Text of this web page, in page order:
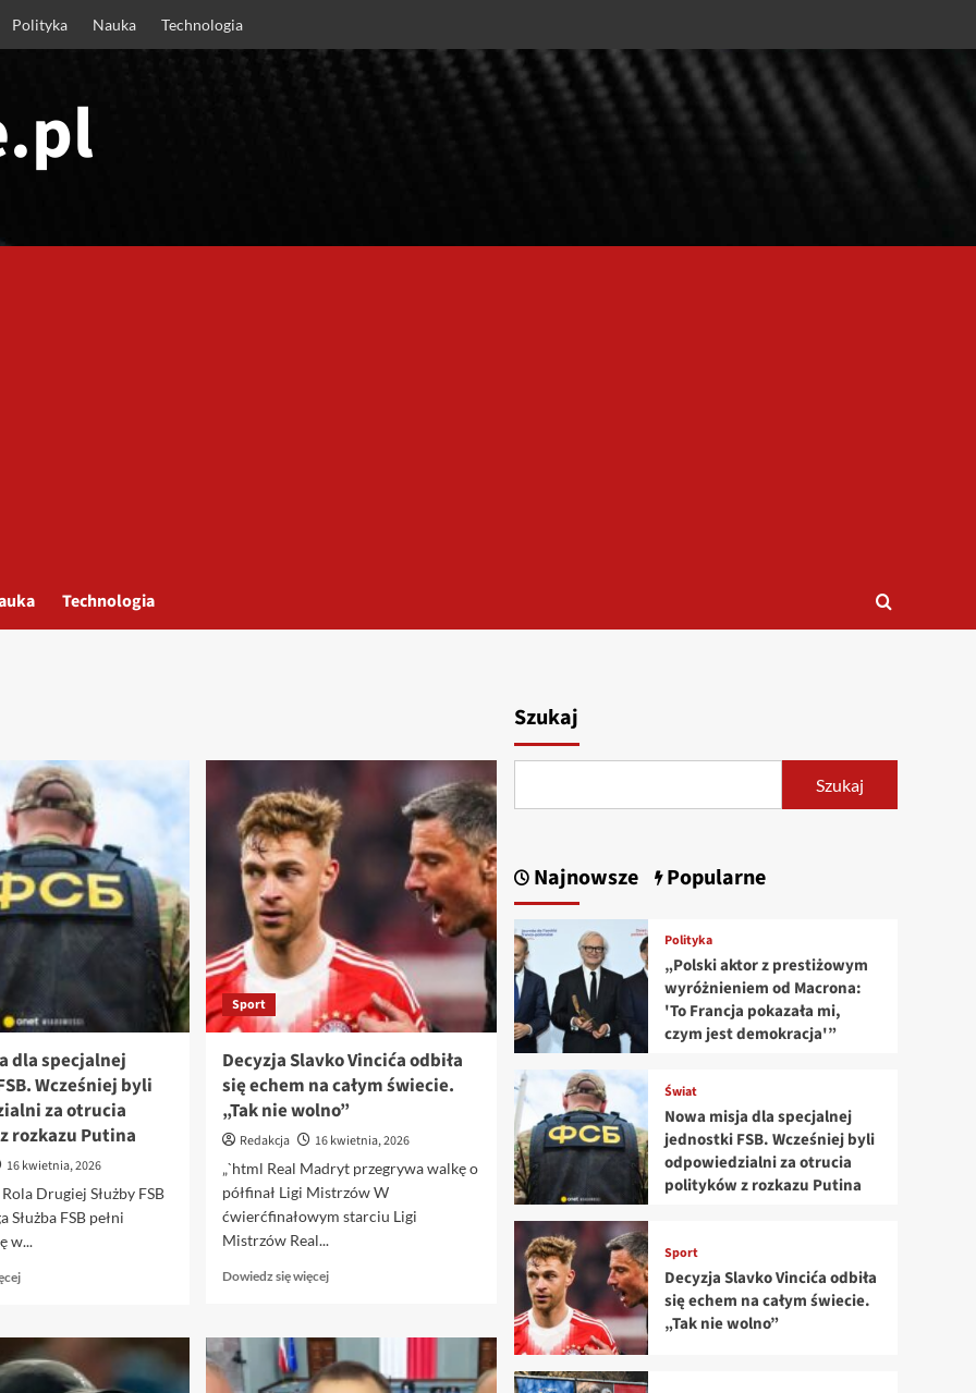
Polityka Nauka Technologia
Technologia
dla specjalnej
Wcześniej byli
za otrucia
rozkazu Putina
16 kwietnia, 2026
Drugiej Służby FSB
Służba FSB pełni
w...
Dowiedz
o
Nowa
misja
Sport
Decyzja Slavko Vincića odbiła
się echem na całym świecie.
„Tak nie wolno”
Redakcja
16 kwietnia, 2026
„`html Real Madryt przegrywa walkę o
półfinał Ligi Mistrzów W
ćwierćfinałowym starciu Ligi
Mistrzów Real...
Dowiedz się więcejDowiedz
o
Decyzja
Slavko
Szukaj
Szukaj
Najnowsze Popularne
Polityka
„Polski aktor z prestiżowym
wyróżnieniem od Macrona:
'To Francja pokazała mi,
czym jest demokracja'”
Świat
Nowa misja dla specjalnej
jednostki FSB. Wcześniej byli
odpowiedzialni za otrucia
polityków z rozkazu Putina
Sport
Decyzja Slavko Vincića odbiła
się echem na całym świecie.
„Tak nie wolno”